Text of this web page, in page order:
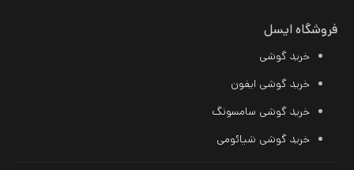
فروشگاه ایسل
خرید گوشی
خرید گوشی ایفون
خرید گوشی سامسونگ
خریدگوشی شیائومی